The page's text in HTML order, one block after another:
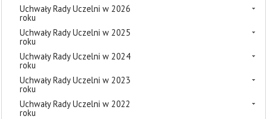
Uchwały Rady Uczelni w 2026
roku
Uchwały Rady Uczelni w 2025
roku
Uchwały Rady Uczelni w 2024
roku
Uchwały Rady Uczelni w 2023
roku
Uchwały Rady Uczelni w 2022
roku